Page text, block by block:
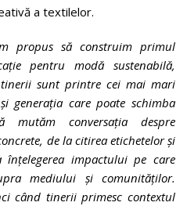
a textilelor.
propus să construim primul
pentru modă sustenabilă,
sunt printre cei mai mari
generația care poate schimba
conversația despre
de la citirea etichetelor și
impactului pe care
mediului și comunităților.
când tinerii primesc contextul